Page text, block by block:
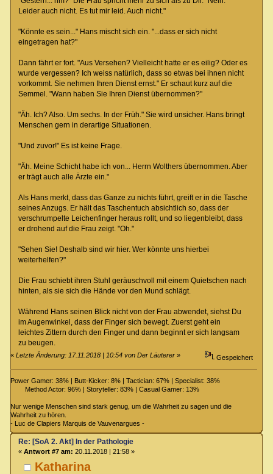
Leider auch nicht. Es tut mir leid. Auch nicht."
"Könnte es sein..." Hans mischt sich ein. "...dass er sich nicht
eingetragen hat?"
Dann fährt er fort. "Aus Versehen? Vielleicht hatte er es eilig? Oder es
wurde vergessen? Ich weiss natürlich, dass so etwas bei ihnen nicht
vorkommt. Sie nehmen Ihren Dienst ernst." Er schaut kurz auf die
Semmel. "Wann haben Sie Ihren Dienst übernommen?"
"Äh. Ich? Also. Um sechs. In der Früh." Sie wird unsicher. Hans bringt
Menschen gern in derartige Situationen.
"Und zuvor!" Es ist keine Frage.
"Äh. Meine Schicht habe ich von... Herrn Wolthers übernommen. Aber
er trägt auch alle Ärzte ein."
Als Hans merkt, dass das Ganze zu nichts führt, greift er in die Tasche
seines Anzugs. Er hält das Taschentuch absichtlich so, dass der
verschrumpelte Leichenfinger heraus rollt, und so liegenbleibt, dass
er drohend auf die Frau zeigt. "Oh."
"Sehen Sie! Deshalb sind wir hier. Wer könnte uns hierbei
weiterhelfen?"
Die Frau schiebt ihren Stuhl geräuschvoll mit einem Quietschen nach
hinten, als sie sich die Hände vor den Mund schlägt.
Während Hans seinen Blick nicht von der Frau abwendet, siehst Du
im Augenwinkel, dass der Finger sich bewegt. Zuerst geht ein
leichtes Zittern durch den Finger und dann beginnt er sich langsam
zu beugen.
«Letzte Änderung: 17.11.2018 | 10:54 von Der Läuterer » Gespeichert
Power Gamer: 38% | Butt-Kicker: 8% | Tactician: 67% | Specialist: 38%
Method Actor: 96% | Storyteller: 83% | Casual Gamer: 13%
Nur wenige Menschen sind stark genug, um die Wahrheit zu sagen und die
Wahrheit zu hören.
- Luc de Clapiers Marquis de Vauvenargues -
Katharina
Re: [SoA 2. Akt] In der Pathologie
« Antwort #7 am: 20.11.2018 | 21:58 »